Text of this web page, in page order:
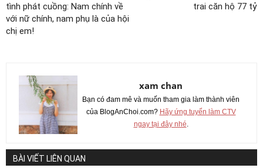
tình phát cuồng: Nam chính về
với nữ chính, nam phụ là của hội
chị em!
trai căn hộ 77 tỷ
xam chan
Bạn có đam mê và muốn tham gia làm thành viên
của BlogAnChoi.com? Hãy ứng tuyển làm CTV
ngay tại đây nhé
BÀI VIẾT LIÊN QUAN